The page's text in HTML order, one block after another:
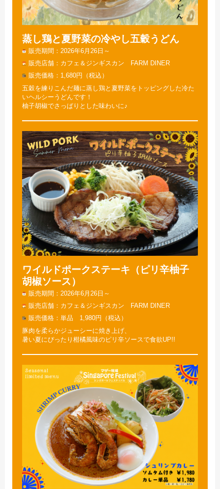
蒸し鶏と夏野菜の冷やし五穀うどん
販売期間
2026年6月26日～
販売店舗
カフェ＆ジンギスカン FARM DINER
販売価格
1,680円（税込）
五穀を練りこんだ麺に蒸し鶏と夏野菜をトッピングした冷た
いヘルシーうどんです！
柚子胡椒でさっぱりとした味わいに♪
ワイルドポークステーキ（ピリ辛柚子
胡椒ソース）
販売期間
2026年6月26日～
販売店舗
カフェ＆ジンギスカン FARM DINER
販売価格
単品 1,980円（税込）
豚肉を柔らかジューシーに焼き上げ、
暑い夏にぴったり柑橘風味のピリ辛ソースで食欲UP!!